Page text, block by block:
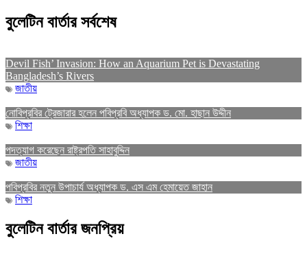
বুলেটিন বার্তার সর্বশেষ
Devil Fish’ Invasion: How an Aquarium Pet is Devastating
Bangladesh’s Rivers
জাতীয়
নোবিপ্রবির ট্রেজারার হলেন পবিপ্রবি অধ্যাপক ড. মো. হাছান উদ্দীন
শিক্ষা
পদত্যাগ করেছেন রাষ্ট্রপতি সাহাবুদ্দিন
জাতীয়
পবিপ্রবির নতুন উপাচার্য অধ্যাপক ড. এস এম হেমায়েত জাহান
শিক্ষা
বুলেটিন বার্তার জনপ্রিয়